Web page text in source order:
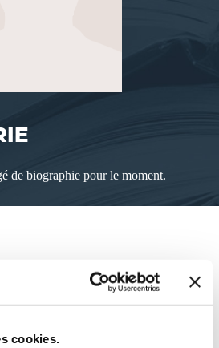
cookies.
de biographie pour le moment.